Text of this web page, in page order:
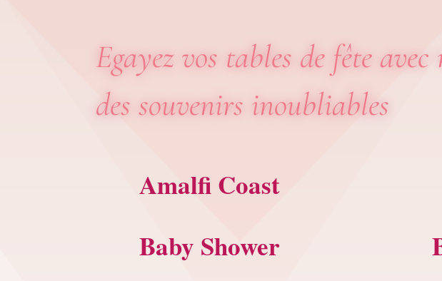
Egayez vos tables de fête
des souvenirs inoubliables
Amalfi Coast
Baby Shower